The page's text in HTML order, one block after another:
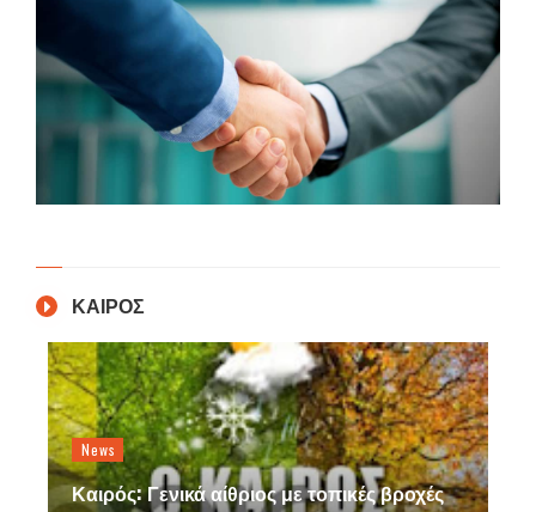
ΚΑΙΡΟΣ
News
Καιρός: Γενικά αίθριος με τοπικές βροχές